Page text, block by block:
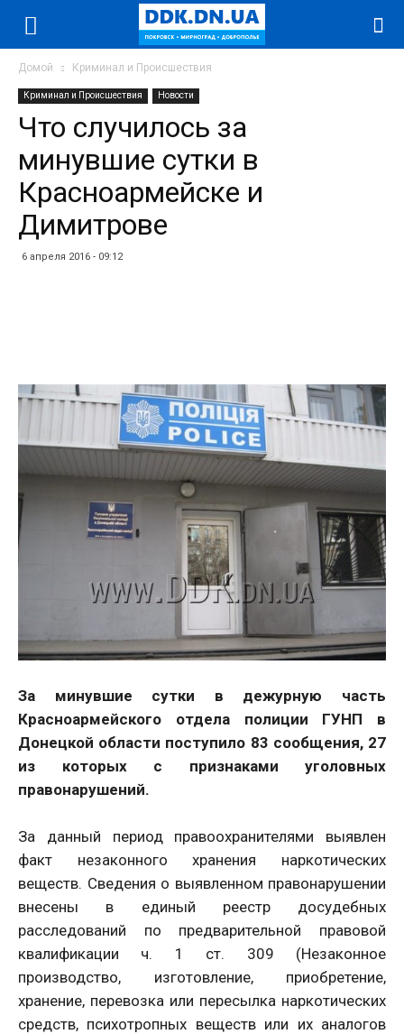
Домой Криминал и Происшествия
Криминал и Происшествия Новости
Что случилось за
минувшие сутки в
Красноармейске и
Димитрове
6 апреля 2016 - 09:12
За минувшие сутки в дежурную часть
Красноармейского отдела полиции ГУНП в
Донецкой области поступило 83 сообщения, 27
из которых с признаками уголовных
правонарушений.
За данный период правоохранителями выявлен
факт незаконного хранения наркотических
веществ. Сведения о выявленном правонарушении
внесены в единый реестр досудебных
расследований по предварительной правовой
квалификации ч. 1 ст. 309 (Незаконное
производство, изготовление, приобретение,
хранение, перевозка или пересылка наркотических
средств, психотропных веществ или их аналогов